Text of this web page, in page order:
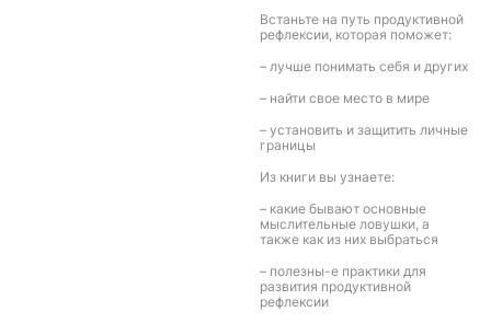
Встаньте на путь продуктивной
рефлексии, которая поможет:
– лучше понимать себя и других
– найти свое место в мире
– установить и защитить личные
границы
Из книги вы узнаете:
– какие бывают основные
мыслительные ловушки, а
также как из них выбраться
– полезны-е практики для
развития продуктивной
рефлексии